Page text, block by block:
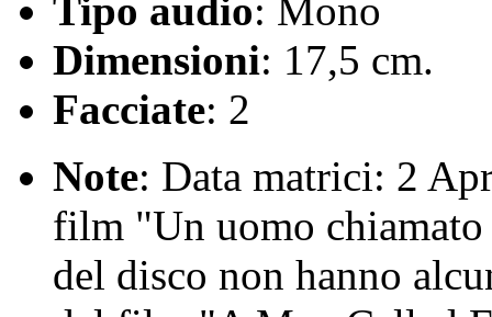
Tipo audio: Mono
Dimensioni: 17,5 cm.
Facciate: 2
Note: Data matrici: 2
film "Un uomo
del disco non hanno